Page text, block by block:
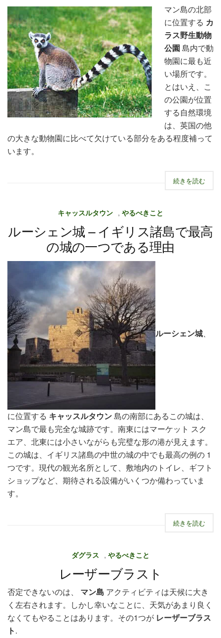
マン島の北部
に位置する カ
ラス野生動物
公園島内で動
物園に最も近
い場所です。
とはいえ、こ
の公園が位置
する自然環境
は、英国の他
の大きな動物園に比べて欠けている部分をある程度補って
います。
続きを読む
キャッスルタウン , やるべきこと
ルーシェン城 – イギリス諸島で最高
の城の一つである理由
ルーシェン城、
に位置する キャッスルタウン島の南部にあるこの城は、
マン島で最も完全な城跡です。南東にはマーケット スク
エア、北東には小さいながらも完璧な形の港が見えます。
この城は、イギリス諸島の中世の城の中でも最高の例の 1
つです。現代の観光名所として、敷地内のトイレ、ギフト
ショップなど、期待される設備がいくつか備わっていま
す。
続きを読む
ダグラス , やるべきこと
レーザーブラスト
否定できないのは、 マン島 アクティビティは天候に大き
く左右されます。しかし幸いなことに、天気があまり良く
なくてもやることはあります。その1つが レーザーブラス
ト.